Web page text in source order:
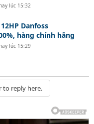
lúc 15:32
Danfoss
hàng chính hãng
lúc 15:29
to reply here.